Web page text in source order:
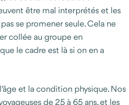
être mal interprétés et les
se promener seule. Cela ne
collée au groupe en
le cadre est là si on en a
et la condition physique. Nos
de 25 à 65 ans, et les